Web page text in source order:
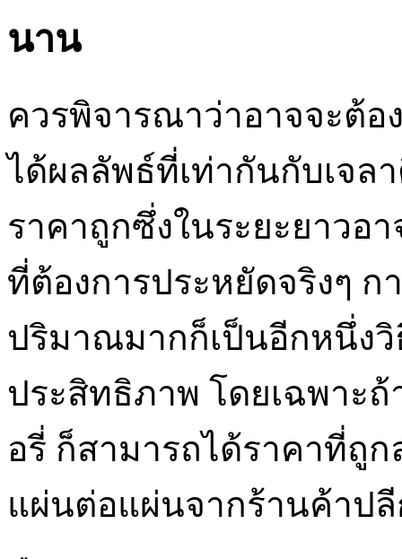
นาน
ควรพิจารณาว่าอาจจะต้
ได้ผลลัพธ์ที่เท่ากันกับเจ
ราคาถูกซึ่งในระยะยาวอ
ที่ต้องการประหยัดจริงๆ ก
ปริมาณมากก็เป็นอีกหนึ่ง
ประสิทธิภาพ โดยเฉพาะ
อรี่ ก็สามารถได้ราคาที่ถู
แผ่นต่อแผ่นจากร้านค้าปลี